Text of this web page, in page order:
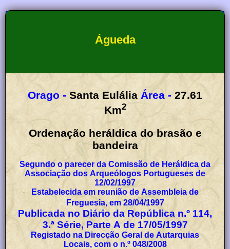
Águeda
Orago - Santa Eulália Área - 27.61
Km2
Ordenação heráldica do brasão e
bandeira
Segundo o parecer da Comissão de Heráldica da
Associação dos Arqueólogos Portugueses de
12/02/1997
Estabelecida em reunião de Assembleia de
Freguesia, em 28/04/1997
Publicada no Diário da República n.º 114,
3.ª Série, Parte A de 17/05/1997
Registado na Direcção Geral de Autarquias
Locais, com o n.º 048/2008